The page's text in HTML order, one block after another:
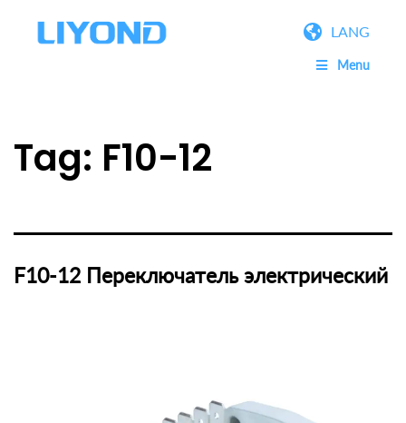
LANG
Menu
Tag: F10-12
F10-12 Переключатель электрический